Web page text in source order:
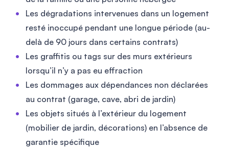
Les dégradations intervenues dans un logement
resté inoccupé pendant une longue période (au-
delà de 90 jours dans certains contrats)
Les graffitis ou tags sur des murs extérieurs
lorsqu’il n’y a pas eu effraction
Les dommages aux dépendances non déclarées
au contrat (garage, cave, abri de jardin)
Les objets situés à l’extérieur du logement
(mobilier de jardin, décorations) en l’absence de
garantie spécifique